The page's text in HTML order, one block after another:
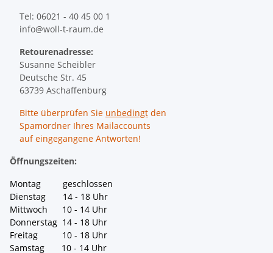
Tel: 06021 - 40 45 00 1
info@woll-t-raum.de
Retourenadresse:
Susanne Scheibler
Deutsche Str. 45
63739 Aschaffenburg
Bitte überprüfen Sie unbedingt den
Spamordner Ihres Mailaccounts
auf eingegangene Antworten!
Öffnungszeiten:
Montag geschlossen
Dienstag 14 - 18 Uhr
Mittwoch 10 - 14 Uhr
Donnerstag 14 - 18 Uhr
Freitag 10 - 18 Uhr
Samstag 10 - 14 Uhr